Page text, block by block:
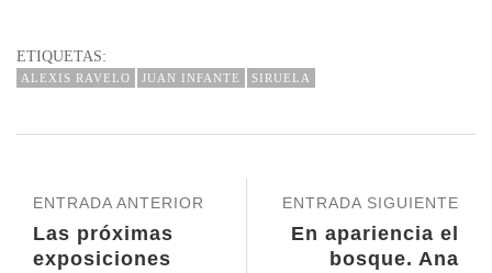
ETIQUETAS:
ALEXIS RAVELO JUAN INFANTE SIRUELA
ENTRADA SIGUIENTE
En apariencia el
bosque. Ana
ENTRADA ANTERIOR
Las próximas
exposiciones